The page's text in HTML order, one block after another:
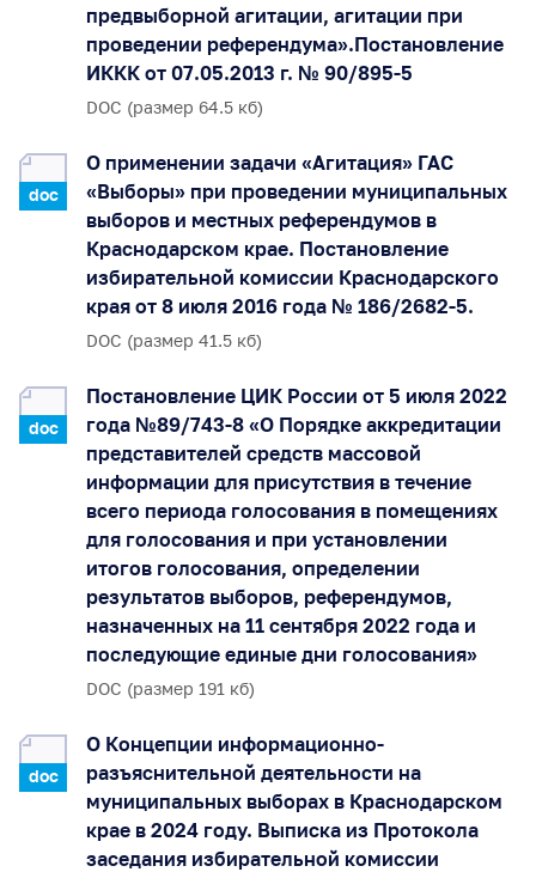
предвыборной агитации, агитации при
проведении референдума».Постановление
ИККК от 07.05.2013 г. № 90/895-5
DOC (размер 64.5 кб)
doc
О применении задачи «Агитация» ГАС
«Выборы» при проведении муниципальных
выборов и местных референдумов в
Краснодарском крае. Постановление
избирательной комиссии Краснодарского
края от 8 июля 2016 года № 186/2682-5.
DOC (размер 41.5 кб)
doc
Постановление ЦИК России от 5 июля 2022
года №89/743-8 «О Порядке аккредитации
представителей средств массовой
информации для присутствия в течение
всего периода голосования в помещениях
для голосования и при установлении
итогов голосования, определении
результатов выборов, референдумов,
назначенных на 11 сентября 2022 года и
последующие единые дни голосования»
DOC (размер 191 кб)
doc
О Концепции информационно-
разъяснительной деятельности на
муниципальных выборах в Краснодарском
крае в 2024 году. Выписка из Протокола
заседания избирательной комиссии